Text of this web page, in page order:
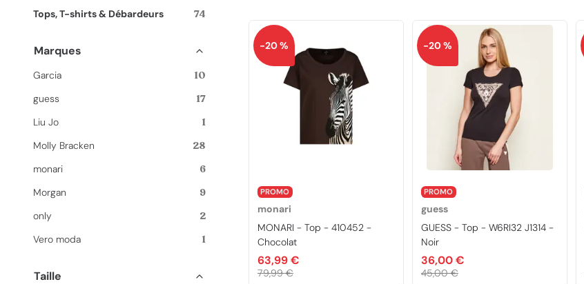
Tops, T-shirts & Débardeurs
74
Marques
Garcia 10
guess 17
Liu Jo 1
Molly Bracken 28
monari 6
Morgan 9
only 2
Vero moda 1
Taille
PROMO
monari
MONARI - Top - 410452 -
Chocolat
63,99 €
79,99 €
-20 %
PROMO
guess
GUESS - Top - W6RI32 J1314 -
Noir
36,00 €
45,00 €
-20 %